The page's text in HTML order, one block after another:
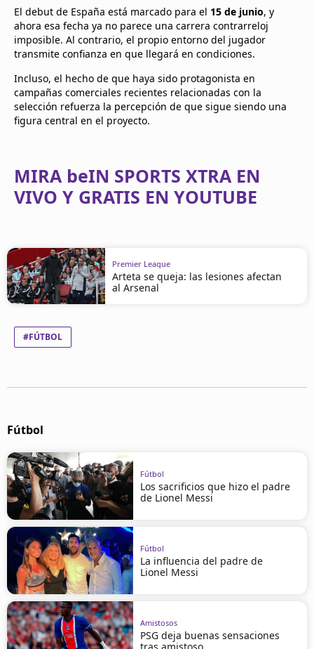
El debut de España está marcado para el 15 de junio, y
ahora esa fecha ya no parece una carrera contrarreloj
imposible. Al contrario, el propio entorno del jugador
transmite confianza en que llegará en condiciones.
Incluso, el hecho de que haya sido protagonista en
campañas comerciales recientes relacionadas con la
selección refuerza la percepción de que sigue siendo una
figura central en el proyecto.
MIRA beIN SPORTS XTRA EN
VIVO Y GRATIS EN YOUTUBE
Premier League
Arteta se queja: las lesiones afectan
al Arsenal
#FÚTBOL
Fútbol
Fútbol
Los sacrificios que hizo el padre
de Lionel Messi
Fútbol
La influencia del padre de
Lionel Messi
Amistosos
PSG deja buenas sensaciones
tras amistoso